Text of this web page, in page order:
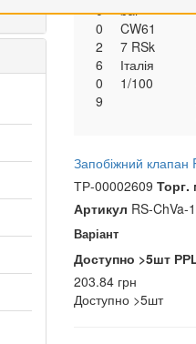
0
0
2
6
0
9
bar
CW61
7 RSk
Італія
1/100
Запобіжний клапан
ТР-00002609 Торг.
Артикул RS-ChVa-
Варіант
Доступно >5шт
203.84 грн
Доступно >5шт